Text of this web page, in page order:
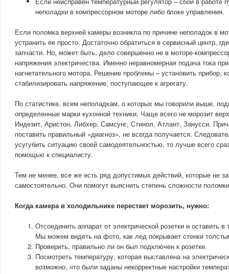
неполадки в компрессорном моторе либо блоке управления.
Если поломка верхней камеры возникла по причине неполадок в
устранить ее просто. Достаточно обратиться в сервисный центр,
запчасти. Но, может быть, дело совершенно не в моторе-
напряжения электричества. Именно неравномерная подача тока
нагнетательного мотора. Решение проблемы – установить прибор,
стабилизировать напряжение, поступающее к агрегату.
По статистике, всем неполадкам, о которых мы говорили выше,
определенные марки кухонной техники. Чаще всего не морозит
Индезит, Аристон, Либхер, Самсунг, Стинол, Атлант, Занусси.
поставить правильный «диагноз», не всегда получается.
усугубить ситуацию своей самодеятельностью, то лучше всего
помощью к специалисту.
Тем не менее, все же есть ряд допустимых действий, которые не
самостоятельно. Они помогут выяснить степень сложности
Когда камера в холодильнике перестает морозить, нужно:
Отсоединить аппарат от электрической розетки и оставить
Мы можем видеть на фото, как лед покрывает стенки
Проверить, правильно ли он был подключен к розетке.
Посмотреть температуру, которая выставлена на
возможно, что были заданы некорректные настройки